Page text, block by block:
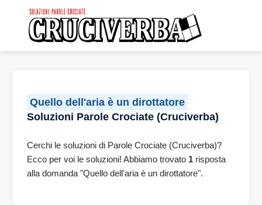
Quello dell'aria è un dirottatore
Soluzioni Parole Crociate (Cruciverba)
Cerchi le soluzioni di Parole Crociate (Cruciverba)?
Ecco per voi le soluzioni! Abbiamo trovato 1 risposta
alla domanda "Quello dell'aria è un dirottatore".